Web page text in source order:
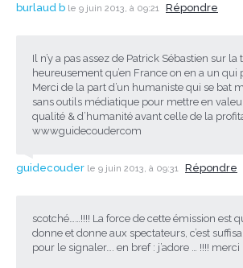
burlaud b le 9 juin 2013, à 09:21 Répondre
Il n’y a pas assez de Patrick Sébastien sur la
heureusement qu’en France on en a un qui
Merci de la part d’un humaniste qui se bat
sans outils médiatique pour mettre en
qualité & d’humanité avant celle de la
wwwguidecoudercom
guidecouder le 9 juin 2013, à 09:31 Répondre
scotché……!!!! La force de cette émission est
donne et donne aux spectateurs, c’est
pour le signaler…. en bref : j’adore … !!!! merci